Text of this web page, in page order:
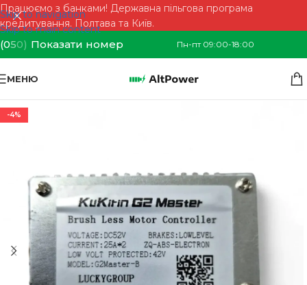
Skip to navigation
Skip to main content
Працюємо з банками! Державна пільгова програма
кредитування. Полтава та Київ.
(050) Показати номер Пн-пт 09:00-18:00
МЕНЮ
-4%